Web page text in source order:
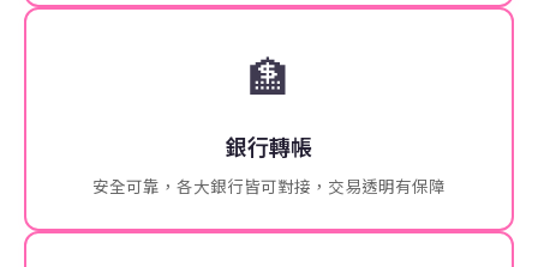
🏦
銀行轉帳
安全可靠，各大銀行皆可對接，交易透明有保障